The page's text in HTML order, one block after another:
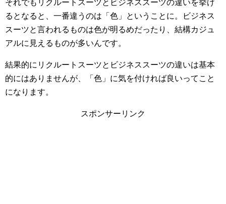
それでもリクルートスーツとビジネススーツの違いを挙げ
るとなると、一番違うのは「色」ということに。ビジネス
スーツと言われるものは色が明るめだったり、結構カジュ
アルに見えるものが多いんです。
結果的にリクルートスーツとビジネススーツの違いは基本
的にはありませんが、「色」に気を付ければ良いってこと
になります。
スポンサーリンク